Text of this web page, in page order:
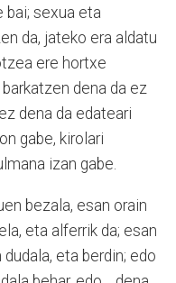
bai; sexua eta
da, jateko era aldatu
ere hortxe
dena da ez
dena da edateari
gabe, kirolari
izan gabe.
bezala, esan orain
eta alferrik da; esan
eta berdin; edo